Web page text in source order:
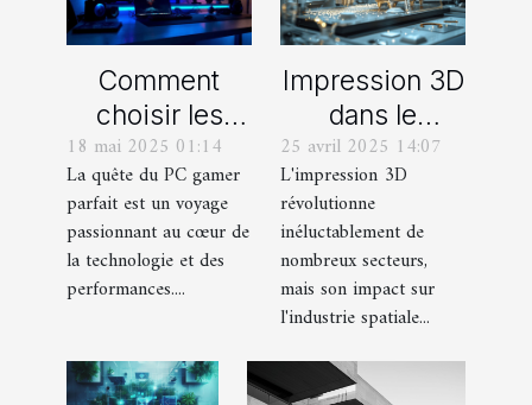
Comment
choisir les
composants
pour un
ordinateur
gamer sur
mesure
18 mai 2025 01:14
La quête du PC gamer
parfait est un voyage
passionnant au cœur de
la technologie et des
performances....
Impression 3D
dans le
secteur spatial
dernières
innovations et
projets
futuristes
25 avril 2025 14:07
L'impression 3D
révolutionne
inéluctablement de
nombreux secteurs,
mais son impact sur
l'industrie spatiale...